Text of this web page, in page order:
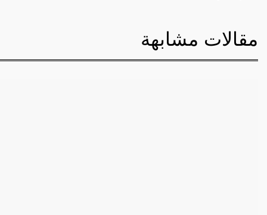
مقالات مشابهة